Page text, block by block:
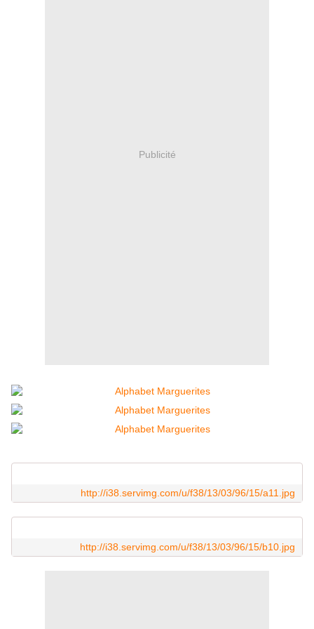
Publicité
http://i38.servimg.com/u/f38/13/03/96/15/a11.jpg
http://i38.servimg.com/u/f38/13/03/96/15/b10.jpg